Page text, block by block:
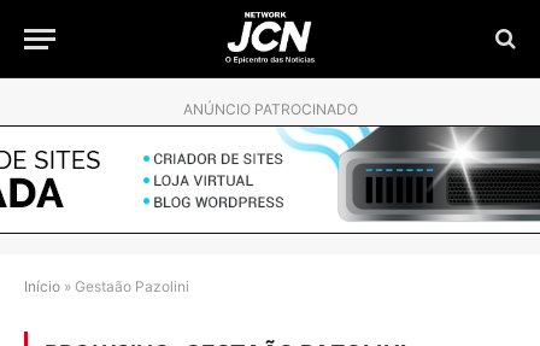
ANÚNCIO PATROCINADO
Início » Gestaão Pazolini